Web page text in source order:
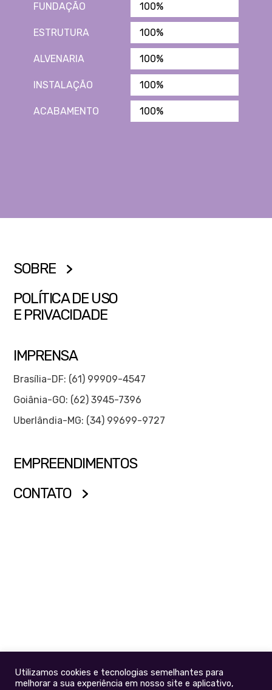
FUNDAÇÃO 100%
ESTRUTURA 100%
ALVENARIA 100%
INSTALAÇÃO 100%
ACABAMENTO 100%
SOBRE
POLÍTICA DE USO
E PRIVACIDADE
IMPRENSA
Brasília-DF: (61) 99909-4547
Goiânia-GO: (62) 3945-7396
Uberlândia-MG: (34) 99699-9727
EMPREENDIMENTOS
CONTATO
Utilizamos cookies e tecnologias semelhantes para
melhorar a sua experiência em nosso site e aplicativo,